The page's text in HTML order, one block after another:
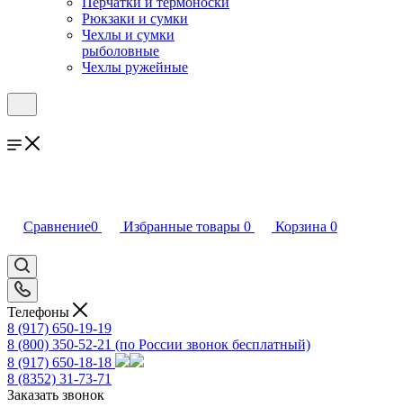
Рюкзаки и сумки
Чехлы и сумки
рыболовные
Чехлы ружейные
Сравнение0 Избранные товары 0 Корзина 0
Телефоны
8 (917) 650-19-19
8 (800) 350-52-21 (по России звонок бесплатный)
8 (917) 650-18-18
8 (8352) 31-73-71
Заказать звонок